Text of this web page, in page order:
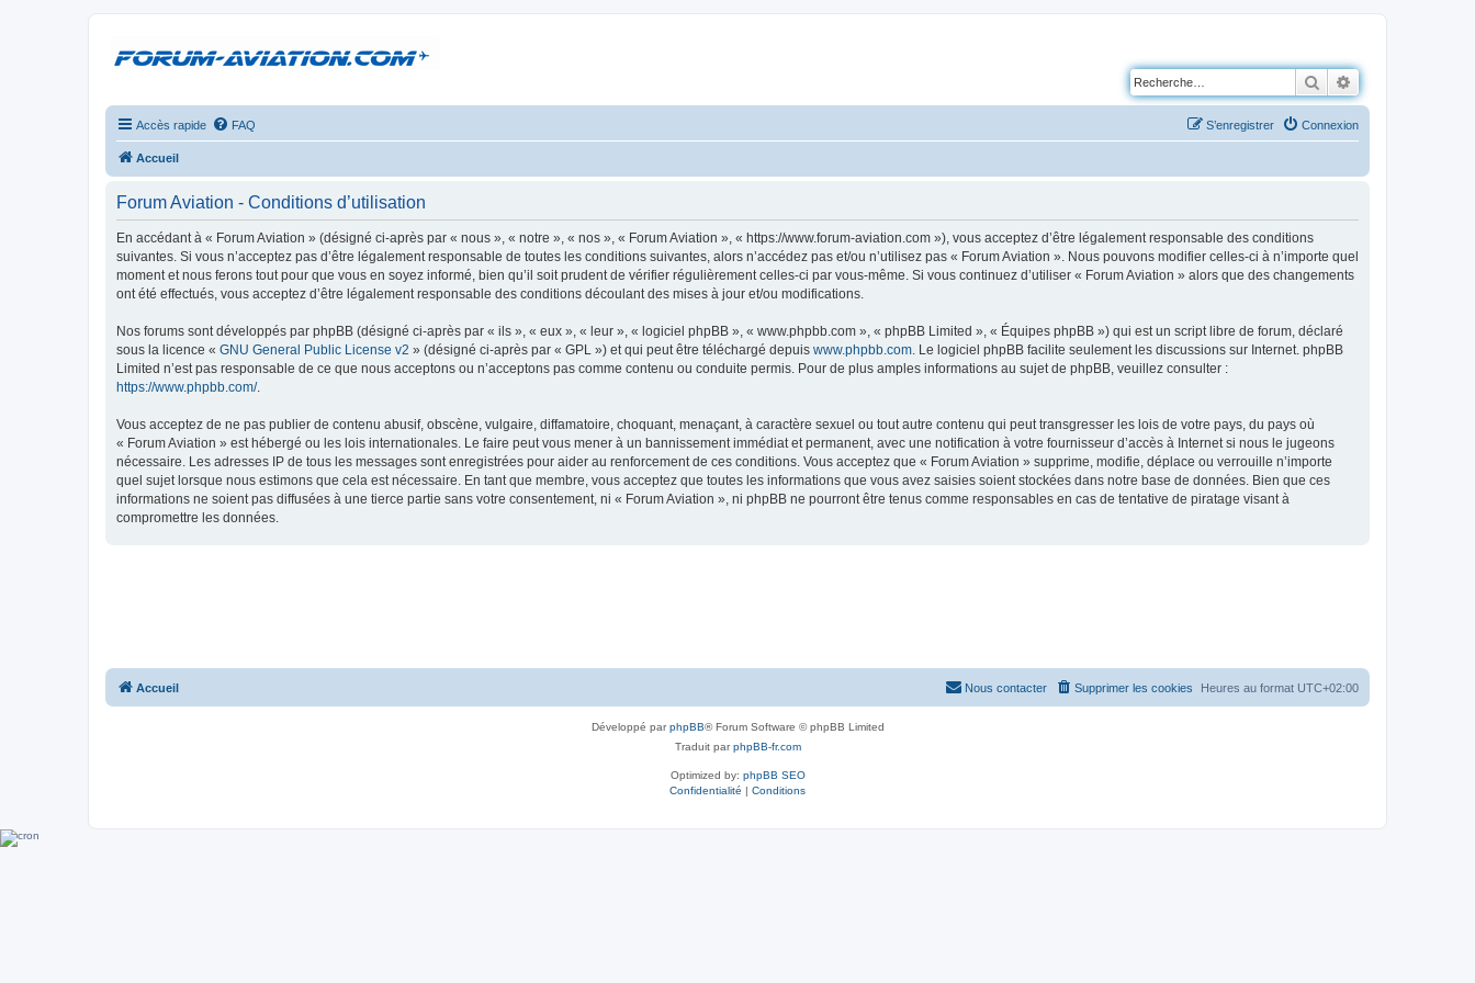
Rechercher
Accès rapide FAQ Connexion
S’enregistrer
Accueil
Forum Aviation - Conditions d’utilisation
En accédant à « Forum Aviation » (désigné ci-après par « nous », « notre », « nos », « Forum Aviation », « https://www.forum-aviation.com »), vous acceptez d’être légalement responsable des conditions
suivantes. Si vous n’acceptez pas d’être légalement responsable de toutes les conditions suivantes, alors n’accédez pas et/ou n’utilisez pas « Forum Aviation ». Nous pouvons modifier celles-ci à n’importe quel
moment et nous ferons tout pour que vous en soyez informé, bien qu’il soit prudent de vérifier régulièrement celles-ci par vous-même. Si vous continuez d’utiliser « Forum Aviation » alors que des changements
ont été effectués, vous acceptez d’être légalement responsable des conditions découlant des mises à jour et/ou modifications.
Nos forums sont développés par phpBB (désigné ci-après par « ils », « eux », « leur », « logiciel phpBB », « www.phpbb.com », « phpBB Limited », « Équipes phpBB ») qui est un script libre de forum, déclaré
sous la licence « GNU General Public License v2 » (désigné ci-après par « GPL ») et qui peut être téléchargé depuis www.phpbb.com. Le logiciel phpBB facilite seulement les discussions sur Internet. phpBB
Limited n’est pas responsable de ce que nous acceptons ou n’acceptons pas comme contenu ou conduite permis. Pour de plus amples informations au sujet de phpBB, veuillez consulter :
https://www.phpbb.com/.
Vous acceptez de ne pas publier de contenu abusif, obscène, vulgaire, diffamatoire, choquant, menaçant, à caractère sexuel ou tout autre contenu qui peut transgresser les lois de votre pays, du pays où
« Forum Aviation » est hébergé ou les lois internationales. Le faire peut vous mener à un bannissement immédiat et permanent, avec une notification à votre fournisseur d’accès à Internet si nous le jugeons
nécessaire. Les adresses IP de tous les messages sont enregistrées pour aider au renforcement de ces conditions. Vous acceptez que « Forum Aviation » supprime, modifie, déplace ou verrouille n’importe
quel sujet lorsque nous estimons que cela est nécessaire. En tant que membre, vous acceptez que toutes les informations que vous avez saisies soient stockées dans notre base de données. Bien que ces
informations ne soient pas diffusées à une tierce partie sans votre consentement, ni « Forum Aviation », ni phpBB ne pourront être tenus comme responsables en cas de tentative de piratage visant à
compromettre les données.
Accueil Heures au format UTC+02:00
Supprimer les cookies
Nous contacter
Développé parphpBB® Forum Software © phpBB Limited
Traduit parphpBB-fr.com
Optimized by: phpBB SEO
Confidentialité | Conditions